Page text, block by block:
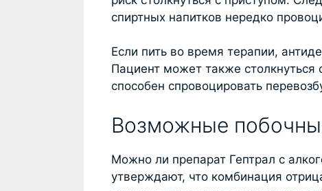
спиртных напитков нередко
Если пить во время терапии,
Пациент может также
способен спровоцировать
Возможные
Можно ли препарат Гептрал с
утверждают, что комбинация